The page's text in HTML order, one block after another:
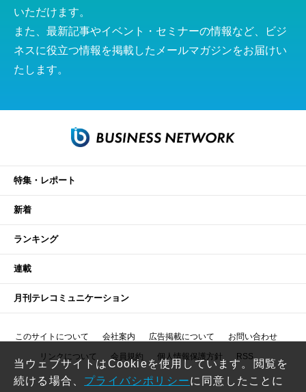
いただけます。
また、最新記事やイベント・セミナーの情報など、ビジ
ネスに役立つ情報を掲載したメールマガジンをお届けい
たします。
特集・レポート
新着
ランキング
連載
月刊テレコミュニケーション
このサイトについて 会社案内 広告掲載について お問い合わせ
リンクについて 会員規約 個人情報保護方針 RSS
当ウェブサイトはCookieを使用しています。閲覧を
続ける場合、 プライバシポリシーに同意したことに